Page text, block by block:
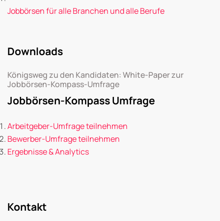
Jobbörsen für alle Branchen und alle Berufe
Downloads
Königsweg zu den Kandidaten: White-Paper zur
Jobbörsen-Kompass-Umfrage
Jobbörsen-Kompass Umfrage
Arbeitgeber-Umfrage teilnehmen
Bewerber-Umfrage teilnehmen
Ergebnisse & Analytics
Kontakt